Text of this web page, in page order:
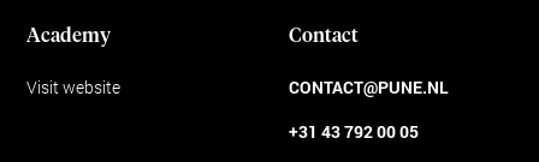
Academy
Visit website
Contact
CONTACT@PUNE.NL
+31 43 792 00 05